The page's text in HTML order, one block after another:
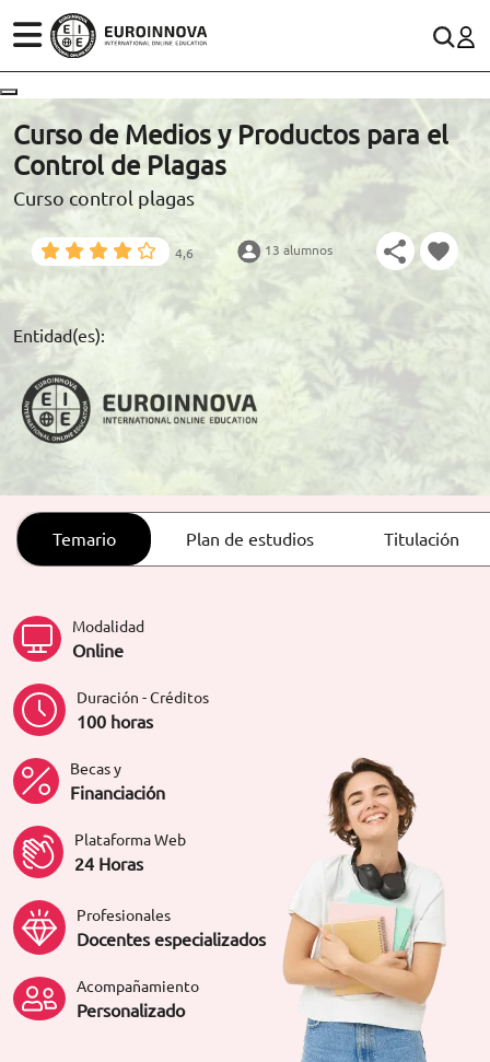
ÁREAS
ESTUDIOS
CONOCE EUROINNOVA
BECAS Y FINANCIACIÓN
RECURSOS EDUCATIVOS
ARTÍCULOS
CONTACTO
(+34)958 050 200(gratuito en España)
900 831 200
formacion@euroinnova.com
TRABAJA CON NOSOTROS
Curso de Medios y Productos para el
Control de Plagas
Curso control plagas
4,6 13 alumnos
Entidad(es):
Temario Plan de estudios Titulación
Modalidad
Online
Duración - Créditos
100 horas
Becas y
Financiación
Plataforma Web
24 Horas
Profesionales
Docentes especializados
Acompañamiento
Personalizado